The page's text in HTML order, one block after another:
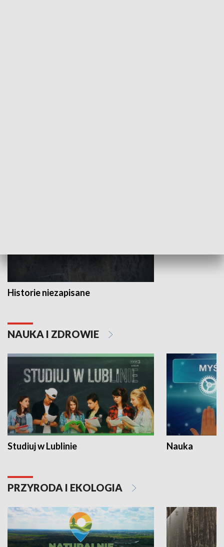
Historie niezapisane
NAUKA I ZDROWIE
Studiuj w Lublinie Nauka
PRZYRODA I EKOLOGIA